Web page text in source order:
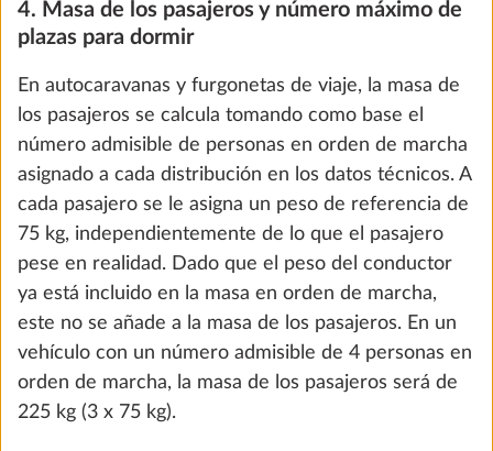
the future. You can find more information about
the "Show details" link.
Show details Decline Accept all
Tapizados
Cor
DE SERIE
4. Masa de los pasajeros y número máximo de
plazas para dormir
En autocaravanas y furgonetas de viaje, la masa de
los pasajeros se calcula tomando como base el
número admisible de personas en orden de marcha
asignado a cada distribución en los datos técnicos. A
cada pasajero se le asigna un peso de referencia de
75 kg, independientemente de lo que el pasajero
pese en realidad. Dado que el peso del conductor
ya está incluido en la masa en orden de marcha,
este no se añade a la masa de los pasajeros. En un
vehículo con un número admisible de 4 personas en
orden de marcha, la masa de los pasajeros será de
225 kg (3 x 75 kg).